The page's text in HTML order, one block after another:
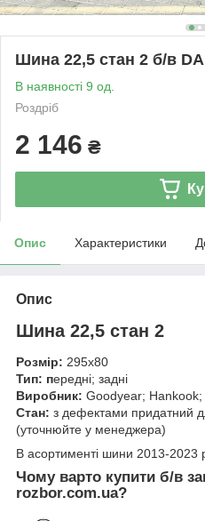
Шина 22,5 стан 2 б/в
В наявності 9 од.
Роздріб
2 146 ₴
Опис Характеристики
Опис
Шина 22,5 стан 2
Розмір: 295х80
Тип: передні; задні
Виробник: Goodyear;
Стан: з дефектами придатний
(уточнюйте у менеджера)
В асортименті шини 2013-2023
Чому варто купити б/в
rozbor.com.ua?